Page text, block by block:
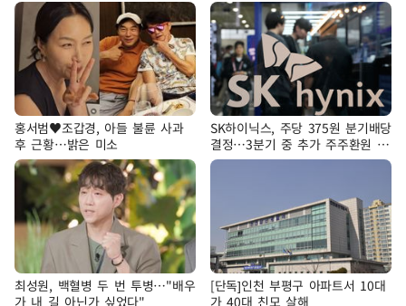
홍서범♥조갑경, 아들 불륜 사과
후 근황…밝은 미소
SK하이닉스, 주당 375원 분기배당
결정…3분기 중 추가 주주환원 발
표
최성원, 백혈병 두 번 투병…"배우
가 내 길 아닌가 싶었다"
[단독]인천 부평구 아파트서 10대
가 40대 친모 살해